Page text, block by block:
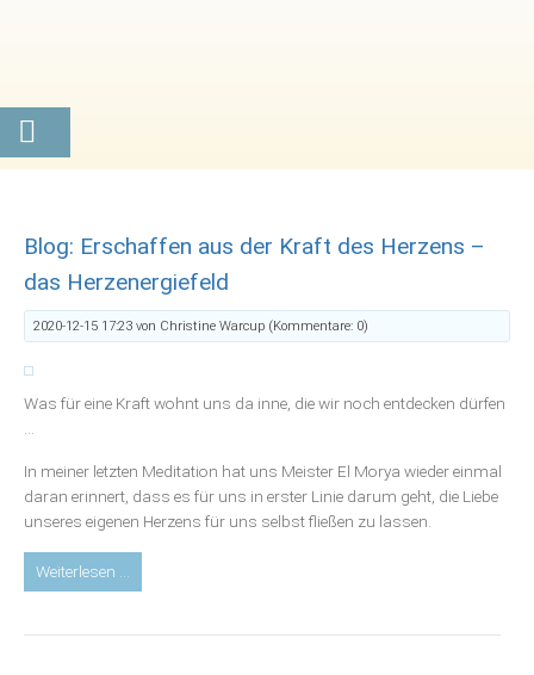
Blog: Erschaffen aus der Kraft des Herzens –
das Herzenergiefeld
2020-12-15 17:23 von Christine Warcup (Kommentare: 0)
Was für eine Kraft wohnt uns da inne, die wir noch entdecken dürfen
In meiner letzten Meditation hat uns Meister El Morya wieder einmal
daran erinnert, dass es für uns in erster Linie darum geht, die Liebe
unseres eigenen Herzens für uns selbst fließen zu lassen.
Weiterlesen …
Erschaffen